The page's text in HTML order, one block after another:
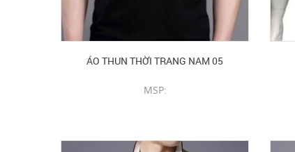
ÁO THUN THỜI TRANG NAM 05
MSP: